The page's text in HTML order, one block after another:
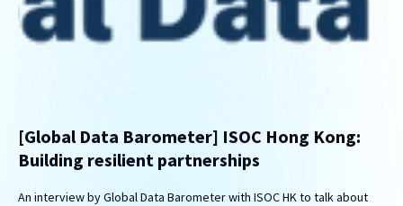
[Global Data Barometer] ISOC Hong Kong:
Building resilient partnerships
An interview by Global Data Barometer with ISOC HK to talk about